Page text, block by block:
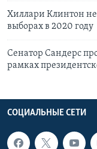
Хиллари Клинтон не
выборах в 2020 году
Сенатор Сандерс
рамках
СОЦИАЛЬНЫЕ СЕТИ